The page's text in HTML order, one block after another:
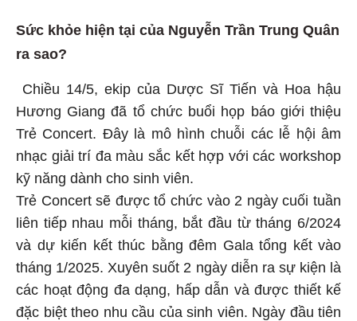
Sức khỏe hiện tại của Nguyễn Trần Trung Quân
ra sao?
Chiều 14/5, ekip của Dược Sĩ Tiến và Hoa hậu
Hương Giang đã tổ chức buổi họp báo giới thiệu
Trẻ Concert. Đây là mô hình chuỗi các lễ hội âm
nhạc giải trí đa màu sắc kết hợp với các workshop
kỹ năng dành cho sinh viên.
Trẻ Concert sẽ được tổ chức vào 2 ngày cuối tuần
liên tiếp nhau mỗi tháng, bắt đầu từ tháng 6/2024
và dự kiến kết thúc bằng đêm Gala tổng kết vào
tháng 1/2025. Xuyên suốt 2 ngày diễn ra sự kiện là
các hoạt động đa dạng, hấp dẫn và được thiết kế
đặc biệt theo nhu cầu của sinh viên. Ngày đầu tiên